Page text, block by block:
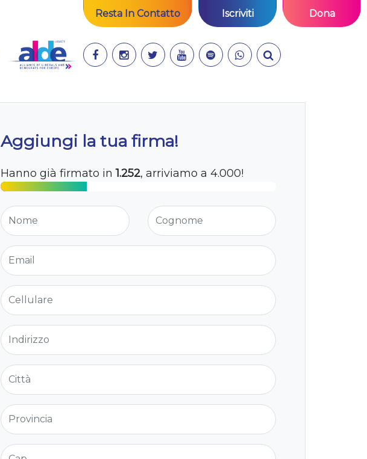
Resta In Contatto Iscriviti Dona
Aggiungi la tua firma!
Hanno già firmato in1.252, arriviamo a 4.000!
Nome Cognome
Email
Cellulare
Indirizzo
Città
Provincia
Cap